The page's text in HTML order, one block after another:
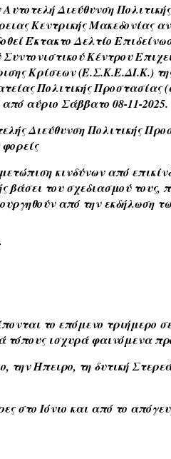
Διεύθυνση
Κεντρικής Μακεδονίας
Έκτακτο Δελτίο
Συντονιστικού Κέντρου
Κρίσεων (Ε.Σ.Κ.Ε.ΔΙ.Κ.)
Πολιτικής Προστασίας
αύριο Σάββατο 08-11-2025.
Διεύθυνση Πολιτικής
κινδύνων από
του σχεδιασμού τους,
από την εκδήλωση
το επόμενο τριήμερο
τόπους ισχυρά φαινόμενα
την Ήπειρο, τη δυτική
στο Ιόνιο και από το